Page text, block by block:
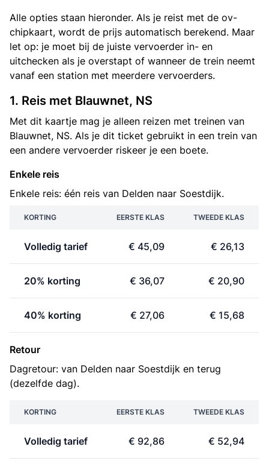
Alle opties staan hieronder. Als je reist met de ov-
chipkaart, wordt de prijs automatisch berekend. Maar
let op: je moet bij de juiste vervoerder in- en
uitchecken als je overstapt of wanneer de trein neemt
vanaf een station met meerdere vervoerders.
1. Reis met Blauwnet, NS
Met dit kaartje mag je alleen reizen met treinen van
Blauwnet, NS. Als je dit ticket gebruikt in een trein van
een andere vervoerder riskeer je een boete.
Enkele reis
Enkele reis: één reis van Delden naar Soestdijk.
KORTING EERSTE KLAS TWEEDE KLAS
Volledig tarief € 45,09 € 26,13
20% korting € 36,07 € 20,90
40% korting € 27,06 € 15,68
Retour
Dagretour: van Delden naar Soestdijk en terug
(dezelfde dag).
KORTING EERSTE KLAS TWEEDE KLAS
Volledig tarief € 92,86 € 52,94